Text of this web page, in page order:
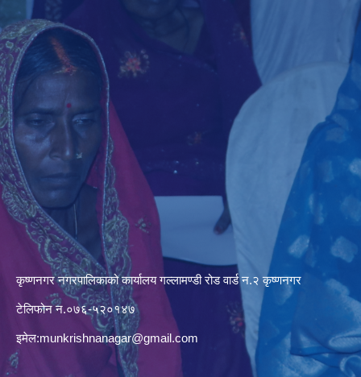
कृष्णनगर नगरपालिकाको कार्यालय गल्लामण्डी रोड वार्ड न.२ कृष्णनगर
टेलिफोन न.०७६-५२०१४७
इमेल:munkrishnanagar@gmail.com